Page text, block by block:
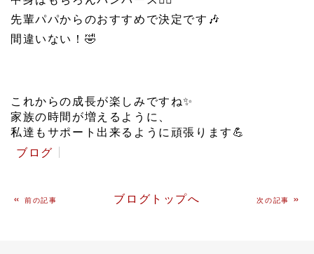
先輩パパからのおすすめで決定です 🎶
間違いない！ 🤣
これからの成長が楽しみですね✨
家族の時間が増えるように、
私達もサポート出来るように頑張ります💪
ブログ
«前の記事 ブログトップへ 次の記事 »